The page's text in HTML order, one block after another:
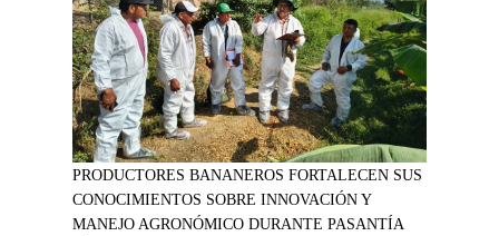
PRODUCTORES BANANEROS FORTALECEN SUS
CONOCIMIENTOS SOBRE INNOVACIÓN Y
MANEJO AGRONÓMICO DURANTE PASANTÍA